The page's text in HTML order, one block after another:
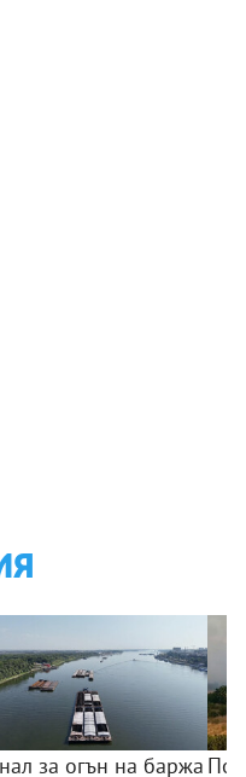
за огън на баржа